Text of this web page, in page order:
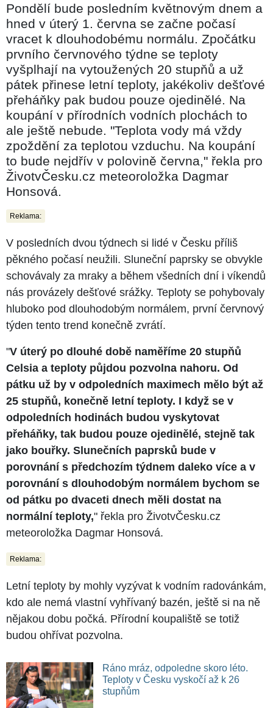
Pondělí bude posledním květnovým dnem a
hned v úterý 1. června se začne počasí
vracet k dlouhodobému normálu. Zpočátku
prvního červnového týdne se teploty
vyšplhají na vytoužených 20 stupňů a už
pátek přinese letní teploty, jakékoliv dešťové
přeháňky pak budou pouze ojedinělé. Na
koupání v přírodních vodních plochách to
ale ještě nebude. "Teplota vody má vždy
zpoždění za teplotou vzduchu. Na koupání
to bude nejdřív v polovině června," řekla pro
ŽivotvČesku.cz meteoroložka Dagmar
Honsová.
Reklama:
V posledních dvou týdnech si lidé v Česku příliš
pěkného počasí neužili. Sluneční paprsky se obvykle
schovávaly za mraky a během všedních dní i víkendů
nás provázely dešťové srážky. Teploty se pohybovaly
hluboko pod dlouhodobým normálem, první červnový
týden tento trend konečně zvrátí.
"V úterý po dlouhé době naměříme 20 stupňů
Celsia a teploty půjdou pozvolna nahoru. Od
pátku už by v odpoledních maximech mělo být až
25 stupňů, konečně letní teploty. I když se v
odpoledních hodinách budou vyskytovat
přeháňky, tak budou pouze ojedinělé, stejně tak
jako bouřky. Slunečních paprsků bude v
porovnání s předchozím týdnem daleko více a v
porovnání s dlouhodobým normálem bychom se
od pátku po dvaceti dnech měli dostat na
normální teploty," řekla pro ŽivotvČesku.cz
meteoroložka Dagmar Honsová.
Reklama:
Letní teploty by mohly vyzývat k vodním radovánkám,
kdo ale nemá vlastní vyhřívaný bazén, ještě si na ně
nějakou dobu počká. Přírodní koupaliště se totiž
budou ohřívat pozvolna.
Ráno mráz, odpoledne skoro léto.
Teploty v Česku vyskočí až k 26
stupňům